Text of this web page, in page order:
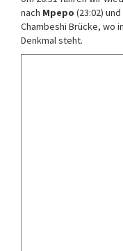
nach Mpepo (23:02) und
Chambeshi Brücke, wo
Denkmal steht.